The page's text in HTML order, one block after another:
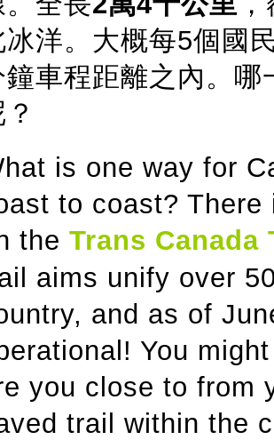
冰洋。大概每5個國
鐘車程距離之內。
is one way for
to coast?
the Trans Canada
aims unify over
and as of
You
you close to from
trail within the